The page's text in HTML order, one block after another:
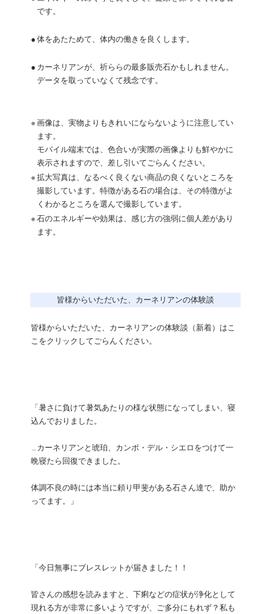
です。
● 体をあたためて、体内の働きを良くします。
● カーネリアンが、祈ららの最多販売石かもしれません。
データを取っていなくて残念です。
※ 画像は、実物よりもきれいにならないように注意してい
ます。
モバイル端末では、色合いが実際の画像よりも鮮やかに
表示されますので、差し引いてごらんください。
※ 拡大写真は、なるべく良くない商品の良くないところを
撮影しています。特徴がある石の場合は、その特徴がよ
くわかるところを選んで撮影しています。
※ 石のエネルギーや効果は、感じ方の強弱に個人差があり
ます。
皆様からいただいた、カーネリアンの体験談
皆様からいただいた、カーネリアンの体験談（新着）はこ
こをクリックしてごらんください。
「暑さに負けて暑気あたりの様な状態になってしまい、寝
込んでおりました。
…カーネリアンと琥珀、カンポ・デル・シエロをつけて一
晩寝たら回復できました。
体調不良の時には本当に頼り甲斐がある石さん達で、助か
ってます。」
「今日無事にブレスレットが届きました！！
皆さんの感想を読みますと、下痢などの症状が浄化として
現れる方が非常に多いようですが、ご多分にもれず？私も